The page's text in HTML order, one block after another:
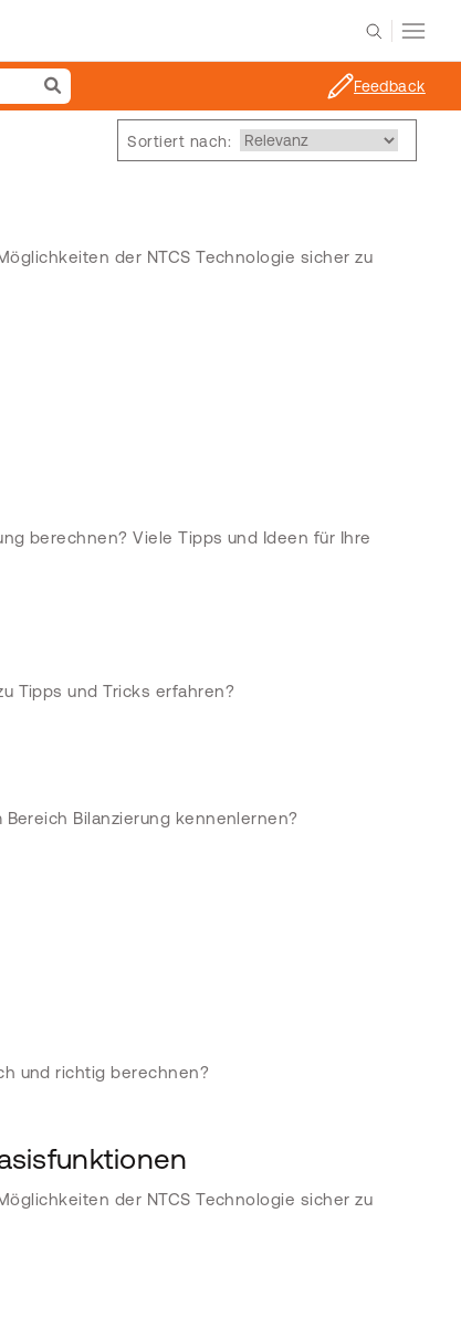
Feedback
Sortiert nach:
der NTCS Technologie sicher zu
berechnen? Viele Tipps und Ideen für Ihre
Tipps und Tricks erfahren?
Bilanzierung kennenlernen?
und richtig berechnen?
der NTCS Technologie sicher zu